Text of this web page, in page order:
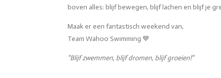
boven alles: blijf bewegen, blijf lachen en blijf je
Maak er een fantastisch weekend van,
Team Wahoo Swimming 💙
"Blijf zwemmen, blijf dromen, blijf groeien!"